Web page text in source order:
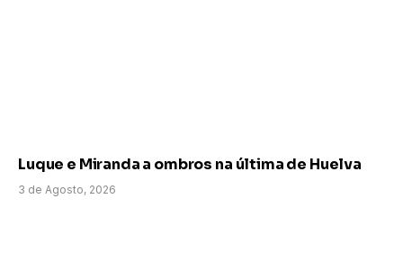
Luque e Miranda a ombros na última de Huelva
3 de Agosto, 2026